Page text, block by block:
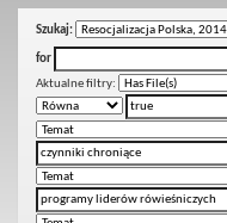
Szukaj:
for
Aktualne filtry: